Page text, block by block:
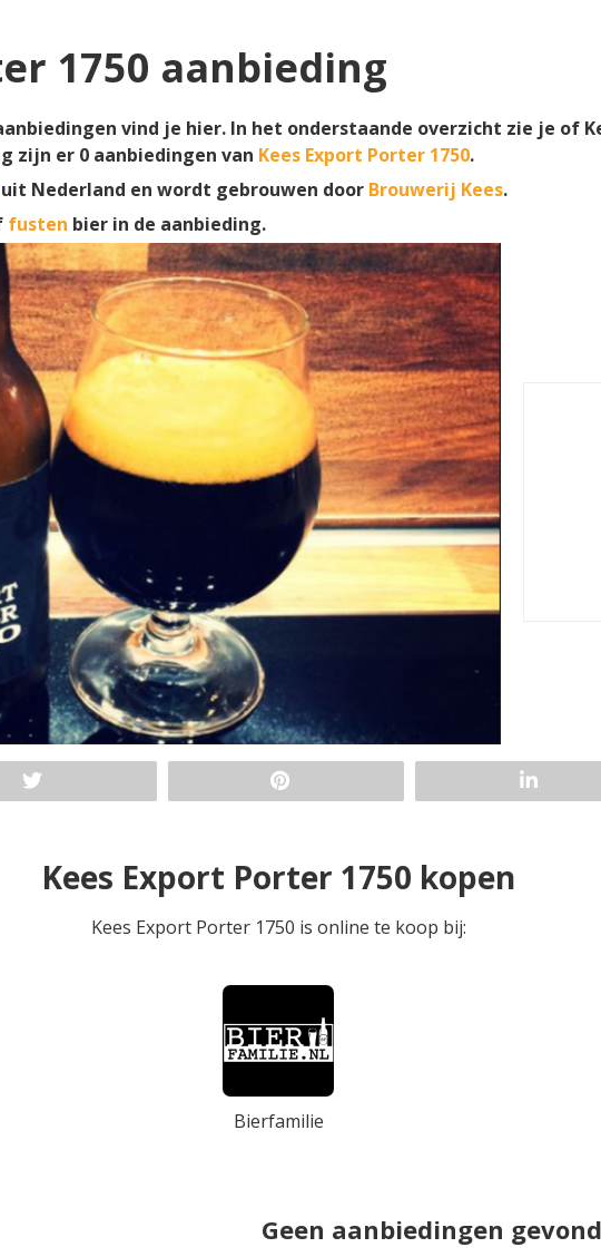
1750 aanbieding
vind je hier. In het onderstaande overzicht zie je of
zijn er 0 aanbiedingen van Kees Export Porter 1750.
uit Nederland en wordt gebrouwen door Brouwerij Kees.
fusten bier in de aanbieding.
Kees Export Porter 1750 kopen
Kees Export Porter 1750 is online te koop bij:
Bierfamilie
Geen aanbiedingen